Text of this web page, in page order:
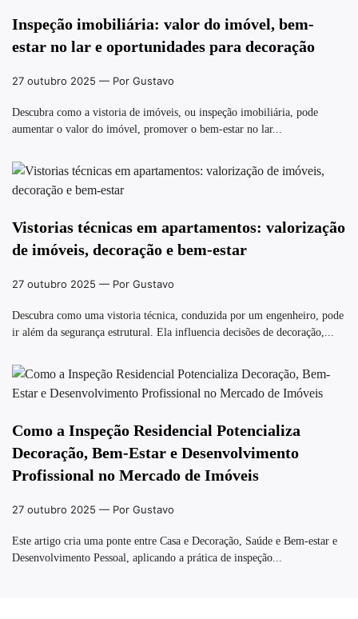
Inspeção imobiliária: valor do imóvel, bem-
estar no lar e oportunidades para decoração
27 outubro 2025 — Por Gustavo
Descubra como a vistoria de imóveis, ou inspeção imobiliária, pode
aumentar o valor do imóvel, promover o bem-estar no lar...
Vistorias técnicas em apartamentos: valorização
de imóveis, decoração e bem-estar
27 outubro 2025 — Por Gustavo
Descubra como uma vistoria técnica, conduzida por um engenheiro, pode
ir além da segurança estrutural. Ela influencia decisões de decoração,...
Como a Inspeção Residencial Potencializa
Decoração, Bem-Estar e Desenvolvimento
Profissional no Mercado de Imóveis
27 outubro 2025 — Por Gustavo
Este artigo cria uma ponte entre Casa e Decoração, Saúde e Bem-estar e
Desenvolvimento Pessoal, aplicando a prática de inspeção...